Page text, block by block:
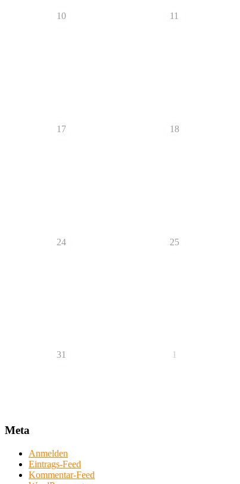
10 11
17 18
24 25
31 1
Meta
Anmelden
Eintrags-Feed
Kommentar-Feed